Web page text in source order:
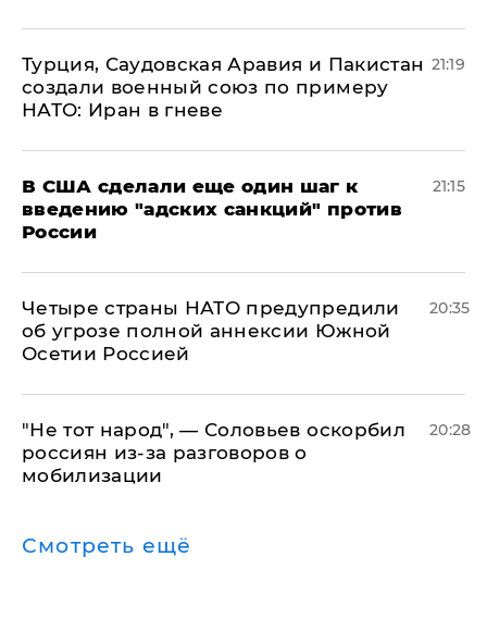
Турция, Саудовская Аравия и Пакистан
создали военный союз по примеру
НАТО: Иран в гневе
21:19
В США сделали еще один шаг к
введению "адских санкций" против
России
21:15
Четыре страны НАТО предупредили
об угрозе полной аннексии Южной
Осетии Россией
20:35
​"Не тот народ", — Соловьев оскорбил
россиян из-за разговоров о
мобилизации
20:28
Смотреть ещё